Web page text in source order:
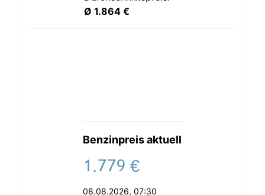
Ø 1.864 €
Benzinpreis aktuell
. €
08.08.2026, 07:30